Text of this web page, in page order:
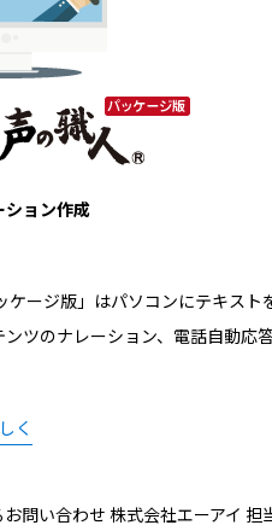
ション作成
ケージ版」はパソコンにテキス
ツのナレーション、電話自動
く
問い合わせ 株式会社エーアイ